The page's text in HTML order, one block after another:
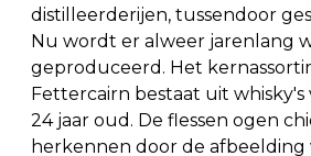
distilleerderijen, tussendoor
Nu wordt er alweer jarenlang
geproduceerd. Het
Fettercairn bestaat uit whisky's
24 jaar oud. De flessen ogen
herkennen door de afbeelding